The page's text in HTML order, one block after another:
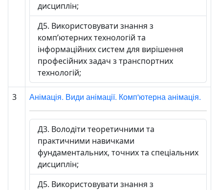
дисциплін;
Д5. Використовувати знання з
комп’ютерних технологій та
інформаційних систем для вирішення
професійних задач з транспортних
технологій;
3 Анімація. Види анімації. Комп'ютерна анімація.
Д3. Володіти теоретичними та
практичними навичками
фундаментальних, точних та спеціальних
дисциплін;
Д5. Використовувати знання з